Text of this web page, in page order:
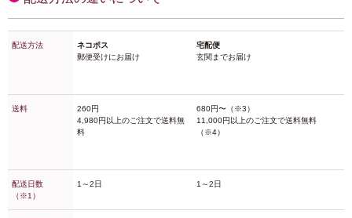
配送方法
送料
配送日数
（※1）
ネコポス
郵便受けにお届け
260円
4,980円以上のご注文で送料無
料
1～2日
宅配便
玄関までお届け
680円〜（※3）
11,000円以上のご注文で送料無料
（※4）
1～2日